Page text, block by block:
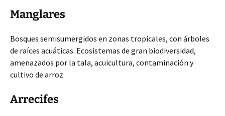
Manglares
Bosques semisumergidos en zonas tropicales, con árboles
de raíces acuáticas. Ecosistemas de gran biodiversidad,
amenazados por la tala, acuicultura, contaminación y
cultivo de arroz.
Arrecifes